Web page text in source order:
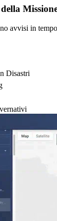
avvisi in
Disastri